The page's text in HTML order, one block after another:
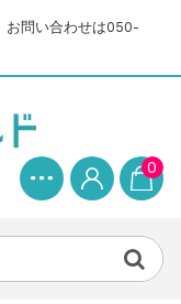
お問い合わせは050-
0